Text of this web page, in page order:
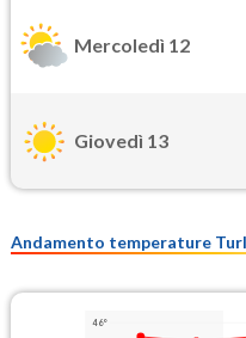
Mercoledì 12
Giovedì 13
Andamento temperature
46°